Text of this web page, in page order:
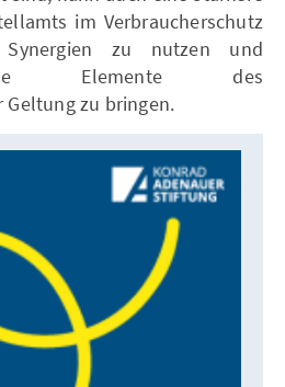
im Verbraucherschutz
zu nutzen und
Elemente des
Geltung zu bringen.